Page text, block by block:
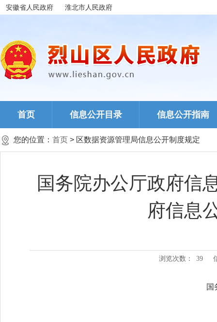
安徽省人民政府 淮北市人民政府
首页 信息公开目录 信息公开指南
您的位置： 首页 > 区数据资源管理局信息公开制度规定
国务院办公厅政府信
府信息
浏览次数： 39
国